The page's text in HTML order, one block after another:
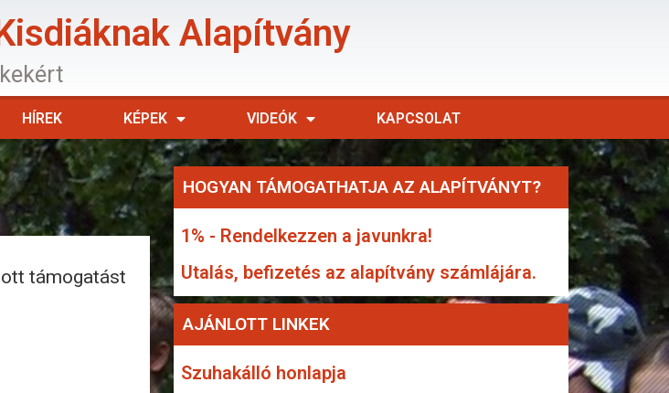
Alapítvány
HÍREK KÉPEK VIDEÓK KAPCSOLAT
támogatást
HOGYAN TÁMOGATHATJA AZ ALAPÍTVÁNYT?
1% - Rendelkezzen a javunkra!
Utalás, befizetés az alapítvány számlájára.
AJÁNLOTT LINKEK
Szuhakálló honlapja